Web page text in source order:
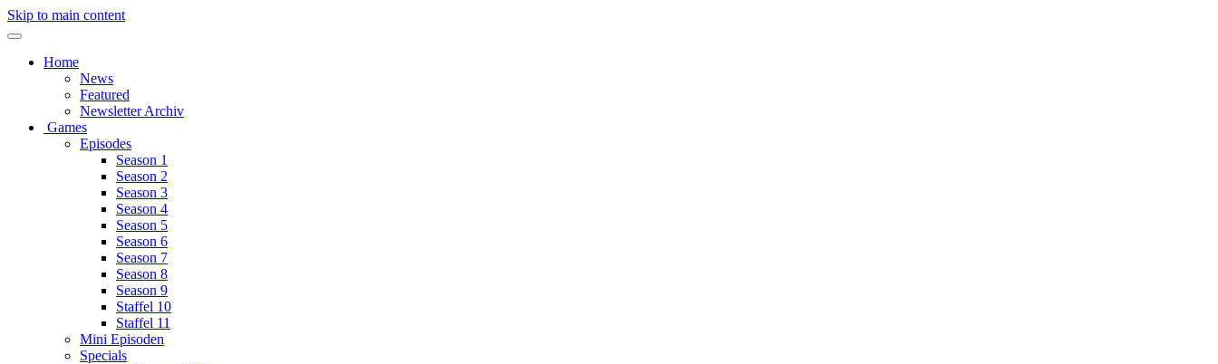
Skip to main content
Home
News
Featured
Newsletter Archiv
Games
Episodes
Season 1
Season 2
Season 3
Season 4
Season 5
Season 6
Season 7
Season 8
Season 9
Staffel 10
Staffel 11
Mini Episoden
Specials